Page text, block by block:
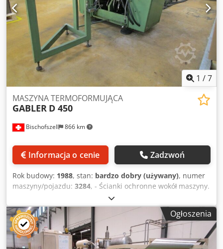
1 /7
Bischofszell 866 km
MASZYNA TERMOFORMUJĄCA
GABLER D 450
Informacja o cenie Zadzwoń
Rok budowy: 1988, stan: bardzo dobry (używany), numer
maszyny/pojazdu: 3284, - Ścianki ochronne wokół maszyny.
(min.) grubość materiału: 0,65 mm (maks.) grubość
materiału: 2 mm Dane techniczne: Codpshbu E Hefx
Apbsha Szerokość folii maks./min. 450/350 mm Obszar
formowania maks. 430 x 160 mm Głębokość tłoczenia maks.
negatyw/pozytyw 6/20 mm (na życzenie negatyw 22 mm)
Ogłoszenia